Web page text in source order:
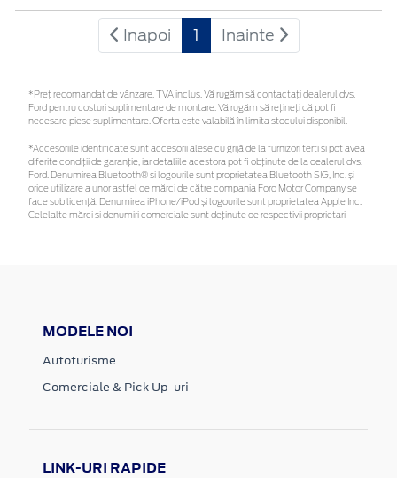
Inapoi 1 Inainte
*Preţ recomandat de vânzare, TVA inclus. Vă rugăm să contactaţi dealerul dvs.
Ford pentru costuri suplimentare de montare. Vă rugăm să rețineți că pot fi
necesare piese suplimentare. Oferta este valabilă în limita stocului disponibil.
*Accesoriile identificate sunt accesorii alese cu grijă de la furnizori terți și pot avea
diferite condiții de garanție, iar detaliile acestora pot fi obținute de la dealerul dvs.
Ford. Denumirea Bluetooth® și logourile sunt proprietatea Bluetooth SIG, Inc. și
orice utilizare a unor astfel de mărci de către compania Ford Motor Company se
face sub licență. Denumirea iPhone/iPod și logourile sunt proprietatea Apple Inc.
Celelalte mărci și denumiri comerciale sunt deținute de respectivii proprietari
MODELE NOI
Autoturisme
Comerciale & Pick Up-uri
LINK-URI RAPIDE